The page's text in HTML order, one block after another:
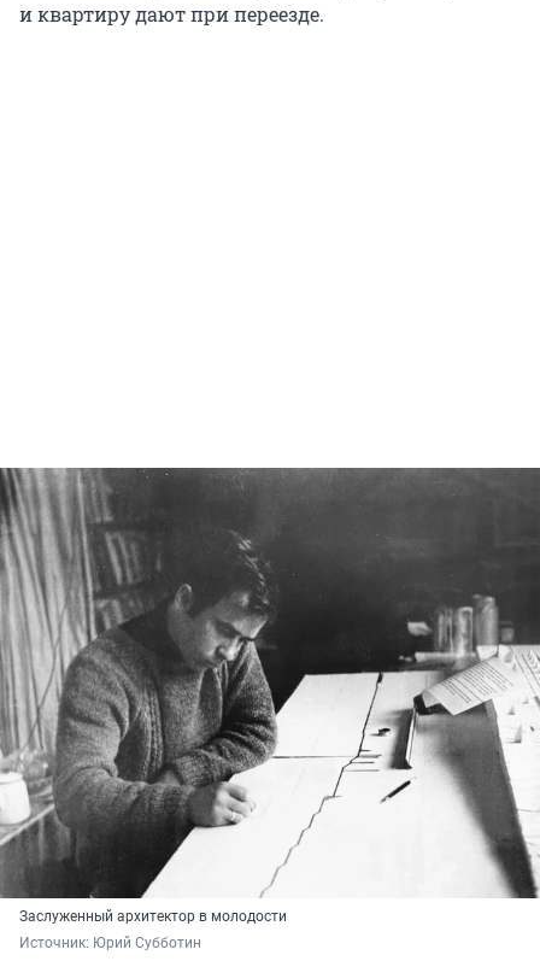
и квартиру дают при переезде.
Заслуженный архитектор в молодости
Источник: Юрий Субботин